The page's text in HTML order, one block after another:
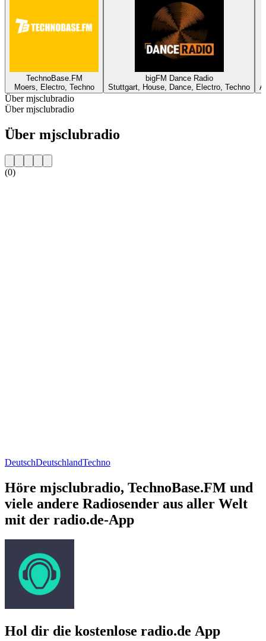
TechnoBase.FM
Moers, Electro, Techno
bigFM Dance Radio
Stuttgart, House, Dance, Electro, Techno
Über mjsclubradio
Über mjsclubradio
Über mjsclubradio
(0)
DeutschDeutschlandTechno
Höre mjsclubradio, TechnoBase.FM und
viele andere Radiosender aus aller Welt
mit der radio.de-App
Hol dir die kostenlose radio.de App